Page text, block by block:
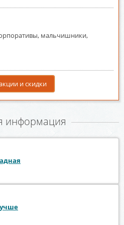
мальчишники,
и скидки
информация